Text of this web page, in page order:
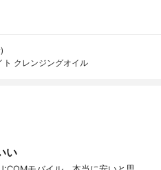
ト クレンジングオイル
い